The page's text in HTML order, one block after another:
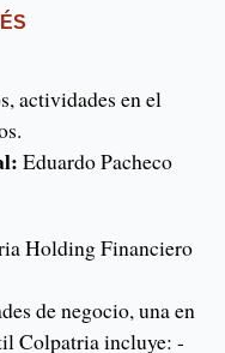
actividades en el
Eduardo Pacheco
Holding Financiero
de negocio, una en
Colpatria incluye: -